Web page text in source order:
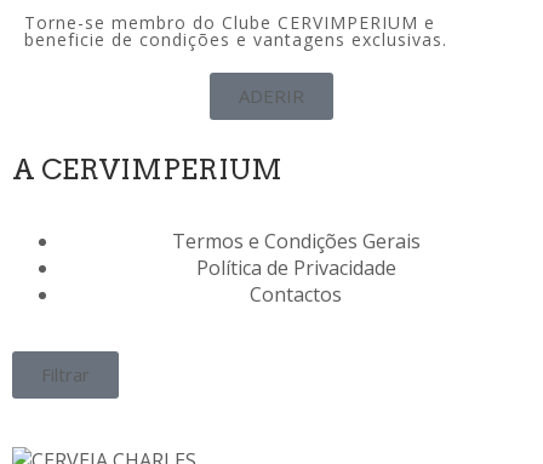
Torne-se membro do Clube CERVIMPERIUM e
beneficie de condições e vantagens exclusivas.
ADERIR
A CERVIMPERIUM
Termos e Condições Gerais
Política de Privacidade
Contactos
Filtrar